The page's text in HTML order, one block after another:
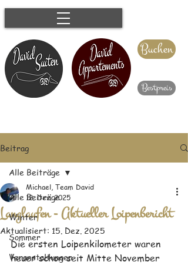
Buchen
Bestpreis
Beitrag
Alle Beiträge
Winter
Sommer
Veranstaltungen
Alle Beiträge
Langlaufen - Aktueller Loipenbericht
Michael, Team David
12. Dez. 2025
Aktualisiert: 15. Dez. 2025
Die ersten Loipenkilometer waren
heuer schon seit Mitte November